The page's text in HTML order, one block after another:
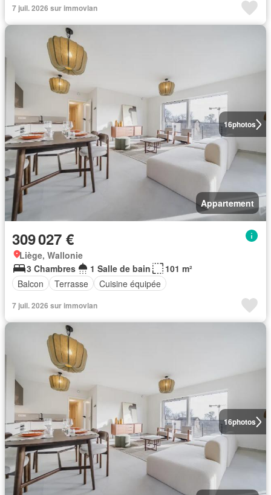
7 juil. 2026 sur immovlan
16photos
Appartement
309 027 €
Liège, Wallonie
3 Chambres
1 Salle de bain
101 m²
Balcon
Terrasse Cuisine équipée
7 juil. 2026 sur immovlan
16photos